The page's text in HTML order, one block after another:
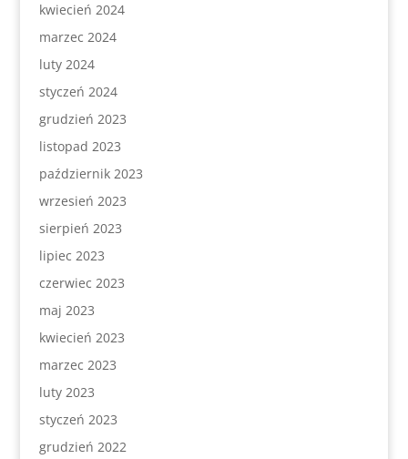
kwiecień 2024
marzec 2024
luty 2024
styczeń 2024
grudzień 2023
listopad 2023
październik 2023
wrzesień 2023
sierpień 2023
lipiec 2023
czerwiec 2023
maj 2023
kwiecień 2023
marzec 2023
luty 2023
styczeń 2023
grudzień 2022